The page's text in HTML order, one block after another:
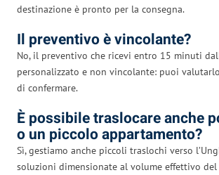
destinazione è pronto per la consegna.
Il preventivo è vincolante?
No, il preventivo che ricevi entro 15 minuti
personalizzato e non vincolante: puoi
di confermare.
È possibile traslocare anche
o un piccolo appartamento?
Sì, gestiamo anche piccoli traslochi verso
soluzioni dimensionate al volume effettivo del